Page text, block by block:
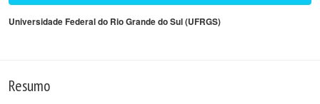
Universidade Federal do Rio Grande do Sul (UFRGS)
Resumo